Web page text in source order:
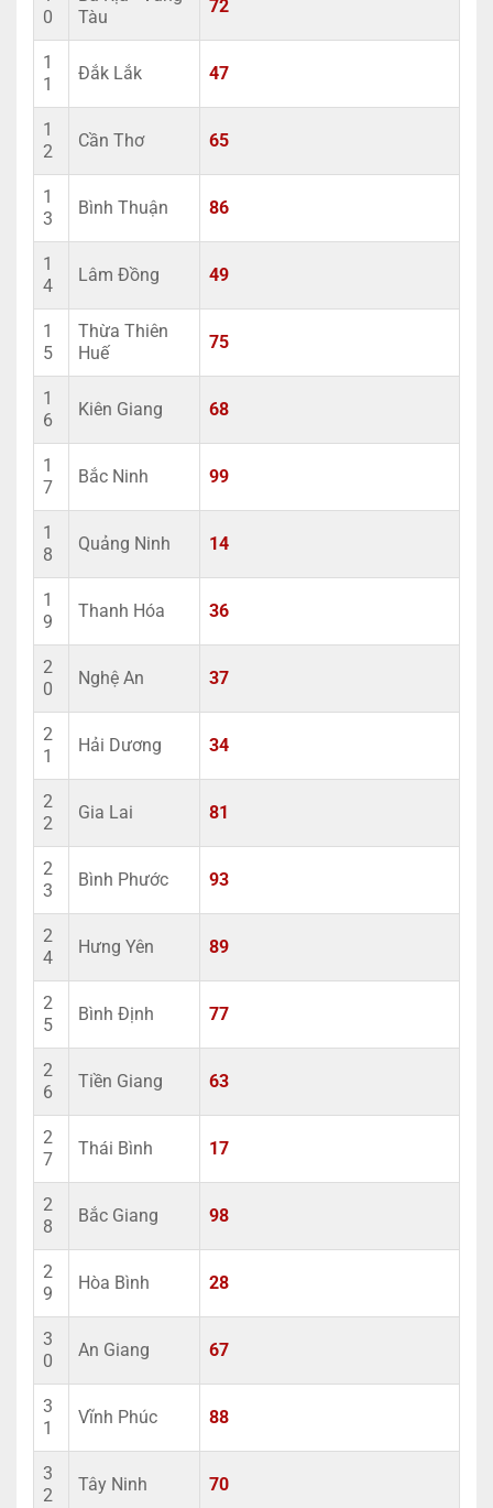
0
Tàu
72
1
1
Đắk Lắk 47
1
2
Cần Thơ 65
1
3
Bình Thuận 86
1
4
Lâm Đồng 49
1
5
Thừa Thiên
Huế
75
1
6
Kiên Giang 68
1
7
Bắc Ninh 99
1
8
Quảng Ninh 14
1
9
Thanh Hóa 36
2
0
Nghệ An 37
2
1
Hải Dương 34
2
2
Gia Lai 81
2
3
Bình Phước 93
2
4
Hưng Yên 89
2
5
Bình Định 77
2
6
Tiền Giang 63
2
7
Thái Bình 17
2
8
Bắc Giang 98
2
9
Hòa Bình 28
3
0
An Giang 67
3
1
Vĩnh Phúc 88
3
2
Tây Ninh 70